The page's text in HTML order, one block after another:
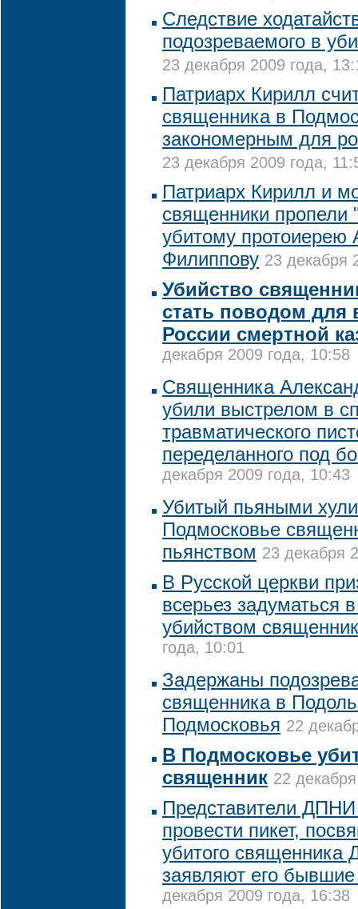
Следствие
подозреваемого в
23 декабря 2009 года,
Патриарх Кирилл
священника в
закономерным для
23 декабря 2009 года,
Патриарх Кирилл и
священники
убитому протоиерею
Филиппову 23 декабря
Убийство
стать поводом для
России смертной
декабря 2009 года, 10:58
Священника
убили выстрелом в
травматического
переделанного под
декабря 2009 года, 10:43
Убитый пьяными
Подмосковье
пьянством 23 декабря
В Русской церкви
всерьез задуматься
убийством
года, 10:01
Задержаны
священника в
Подмосковья 22
В Подмосковье
священник 22
Представители
провести пикет,
убитого священника
заявляют его
декабря 2009 года, 16:38